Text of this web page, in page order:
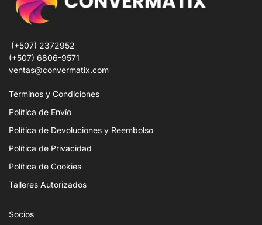
(+507) 2372952
(+507) 6806-9571
ventas@convermatix.com
Términos y Condiciones
Política de Envío
Política de Devoluciones y Reembolso
Política de Privacidad
Política de Cookies
Talleres Autorizados
Socios